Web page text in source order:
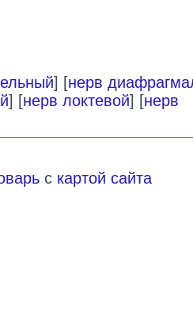
] [нерв
] [нерв локтевой] [нерв
с картой сайта